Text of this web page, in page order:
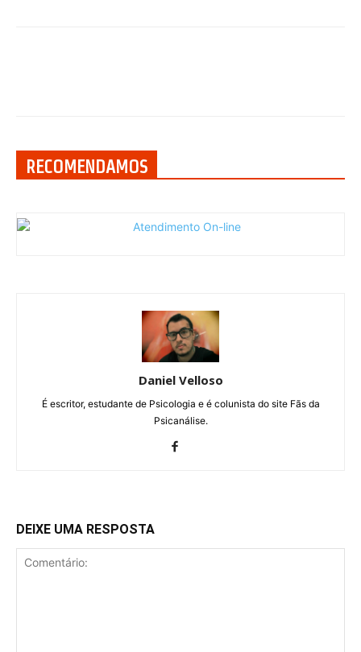
RECOMENDAMOS
Daniel Velloso
É escritor, estudante de Psicologia e é colunista do site Fãs da
Psicanálise.
DEIXE UMA RESPOSTA